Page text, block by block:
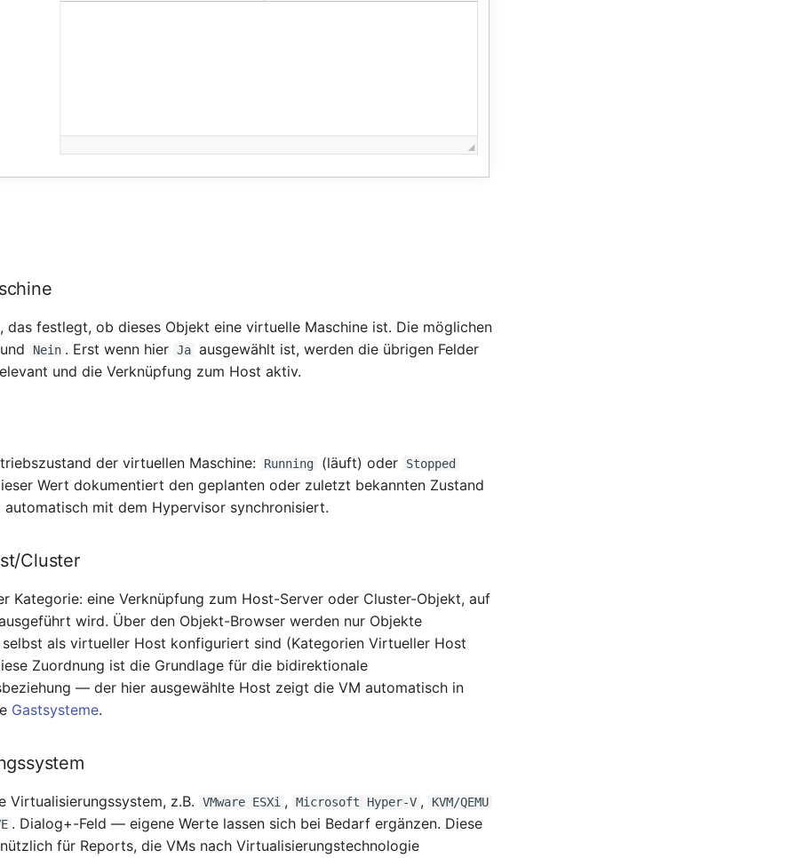
das festlegt, ob dieses Objekt eine virtuelle Maschine ist. Die möglichen
und Nein . Erst wenn hier Ja ausgewählt ist, werden die übrigen Felder
und die Verknüpfung zum Host aktiv.
der virtuellen Maschine: Running (läuft) oder Stopped
Wert dokumentiert den geplanten oder zuletzt bekannten Zustand
mit dem Hypervisor synchronisiert.
Cluster
Kategorie: eine Verknüpfung zum Host-Server oder Cluster-Objekt, auf
wird. Über den Objekt-Browser werden nur Objekte
als virtueller Host konfiguriert sind (Kategorien Virtueller Host
Zuordnung ist die Grundlage für die bidirektionale
— der hier ausgewählte Host zeigt die VM automatisch in
Gastsysteme.
Virtualisierungssystem, z.B. VMware ESXi , Microsoft Hyper-V , KVM/QEMU
. Dialog+-Feld — eigene Werte lassen sich bei Bedarf ergänzen. Diese
für Reports, die VMs nach Virtualisierungstechnologie